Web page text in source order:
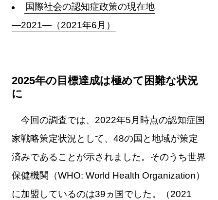
国際社会の認知症政策の現在地
―2021―（2021年6月）
2025年の目標達成は極めて困難な状況
に
今回の調査では、2022年5月時点の認知症国
家戦略策定状況として、48の国と地域が策定
済みであることが示されました。そのうち世界
保健機関（WHO: World Health Organization）
に加盟しているのは39ヵ国でした。（2021